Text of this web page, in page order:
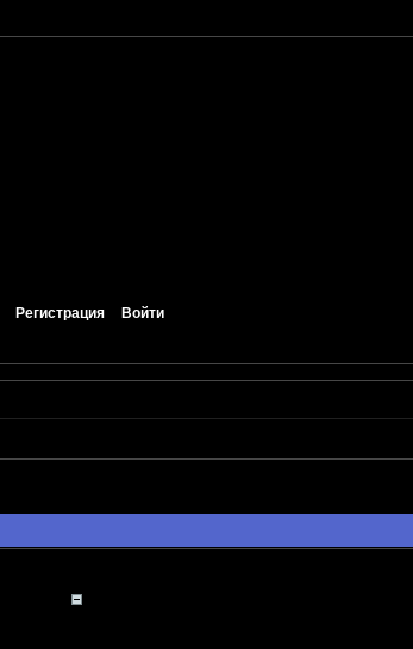
Регистрация Войти